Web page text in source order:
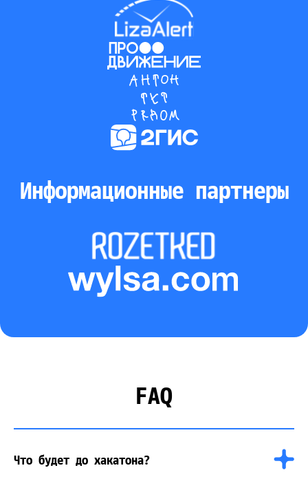
Информационные партнеры
FAQ
Что будет до хакатона?